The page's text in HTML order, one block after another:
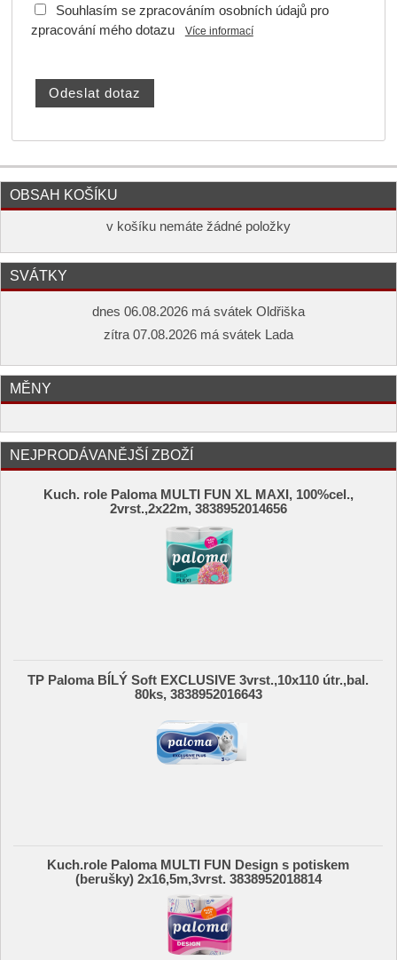
Souhlasím se zpracováním osobních údajů pro
zpracování mého dotazu
Více informací
OBSAH KOŠÍKU
v košíku nemáte žádné položky
SVÁTKY
dnes 06.08.2026 má svátek Oldřiška
zítra 07.08.2026 má svátek Lada
MĚNY
NEJPRODÁVANĚJŠÍ ZBOŽÍ
Kuch. role Paloma MULTI FUN XL MAXI, 100%cel.,
2vrst.,2x22m, 3838952014656
TP Paloma BÍLÝ Soft EXCLUSIVE 3vrst.,10x110 útr.,bal.
80ks, 3838952016643
Kuch.role Paloma MULTI FUN Design s potiskem
(berušky) 2x16,5m,3vrst. 3838952018814